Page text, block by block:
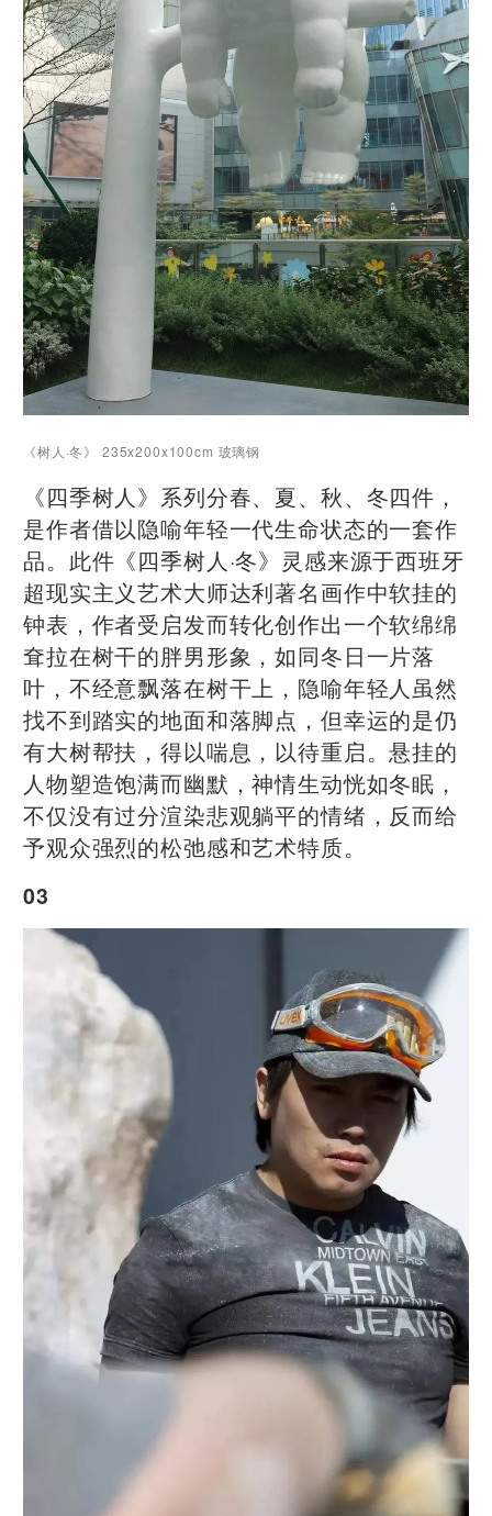
《树人·冬》 235x200x100cm 玻璃钢
《四季树人》系列分春、夏、秋、冬四件，
是作者借以隐喻年轻一代生命状态的一套作
品。此件《四季树人·冬》灵感来源于西班牙
超现实主义艺术大师达利著名画作中软挂的
钟表，作者受启发而转化创作出一个软绵绵
耷拉在树干的胖男形象，如同冬日一片落
叶，不经意飘落在树干上，隐喻年轻人虽然
找不到踏实的地面和落脚点，但幸运的是仍
有大树帮扶，得以喘息，以待重启。悬挂的
人物塑造饱满而幽默，神情生动恍如冬眠，
不仅没有过分渲染悲观躺平的情绪，反而给
予观众强烈的松弛感和艺术特质。
03